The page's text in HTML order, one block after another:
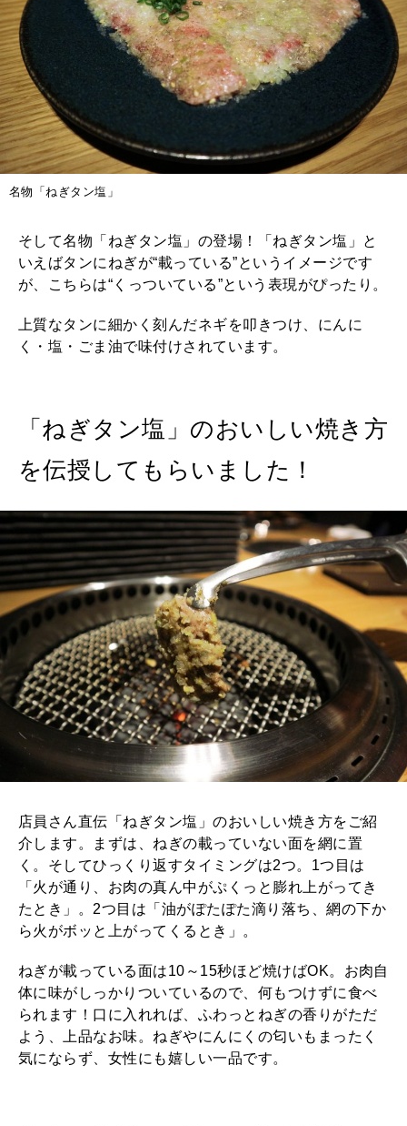
名物「ねぎタン塩」
そして名物「ねぎタン塩」の登場！「ねぎタン塩」と
いえばタンにねぎが“載っている”というイメージです
が、こちらは“くっついている”という表現がぴったり。
上質なタンに細かく刻んだネギを叩きつけ、にんに
く・塩・ごま油で味付けされています。
「ねぎタン塩」のおいしい焼き方
を伝授してもらいました！
店員さん直伝「ねぎタン塩」のおいしい焼き方をご紹
介します。まずは、ねぎの載っていない面を網に置
く。そしてひっくり返すタイミングは2つ。1つ目は
「火が通り、お肉の真ん中がぷくっと膨れ上がってき
たとき」。2つ目は「油がぽたぽた滴り落ち、網の下か
ら火がボッと上がってくるとき」。
ねぎが載っている面は10～15秒ほど焼けばOK。お肉自
体に味がしっかりついているので、何もつけずに食べ
られます！口に入れれば、ふわっとねぎの香りがただ
よう、上品なお味。ねぎやにんにくの匂いもまったく
気にならず、女性にも嬉しい一品です。